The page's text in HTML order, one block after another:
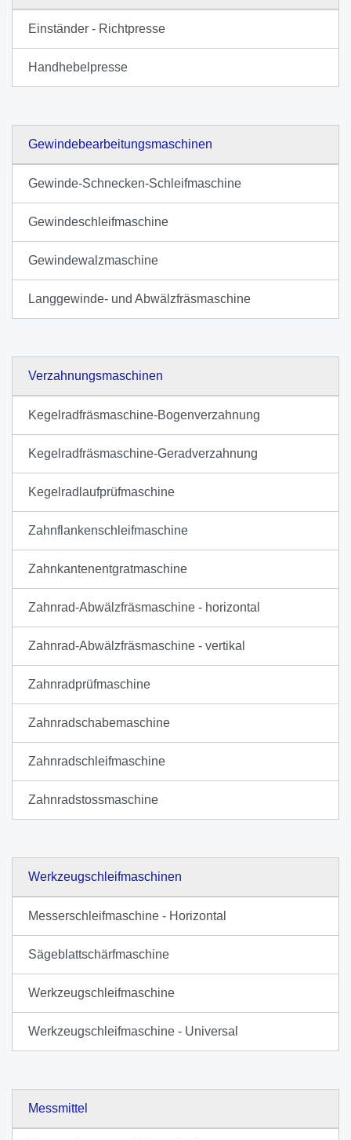
Einständer - Richtpresse
Handhebelpresse
Gewindebearbeitungsmaschinen
Gewinde-Schnecken-Schleifmaschine
Gewindeschleifmaschine
Gewindewalzmaschine
Langgewinde- und Abwälzfräsmaschine
Verzahnungsmaschinen
Kegelradfräsmaschine-Bogenverzahnung
Kegelradfräsmaschine-Geradverzahnung
Kegelradlaufprüfmaschine
Zahnflankenschleifmaschine
Zahnkantenentgratmaschine
Zahnrad-Abwälzfräsmaschine - horizontal
Zahnrad-Abwälzfräsmaschine - vertikal
Zahnradprüfmaschine
Zahnradschabemaschine
Zahnradschleifmaschine
Zahnradstossmaschine
Werkzeugschleifmaschinen
Messerschleifmaschine - Horizontal
Sägeblattschärfmaschine
Werkzeugschleifmaschine
Werkzeugschleifmaschine - Universal
Messmittel